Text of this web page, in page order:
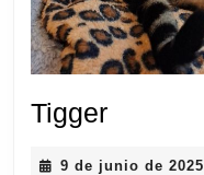
TiggerTigger
9 de junio de 2025